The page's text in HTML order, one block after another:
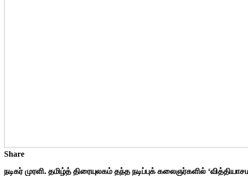
Share
நடிகர் முரளி. தமிழ்த் திரையுலகம் தந்த நடிப்புக் கலைஞர்களில்